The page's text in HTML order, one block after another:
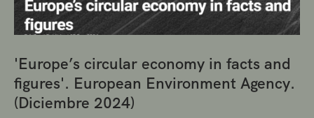
'Europe’s circular economy in facts and
figures'. European Environment Agency.
(Diciembre 2024)